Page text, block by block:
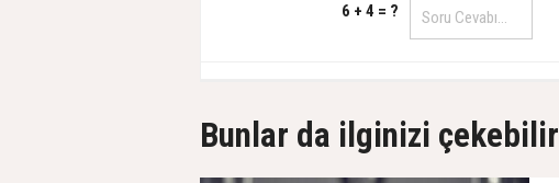
6 + 4 = ?
Bunlar da ilginizi çekebilir